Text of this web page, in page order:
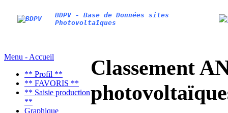
BDPV - Base de Données sites
Photovoltaïques
Menu - Accueil
** Profil **
** FAVORIS **
** Saisie production
**
Graphique
Classement